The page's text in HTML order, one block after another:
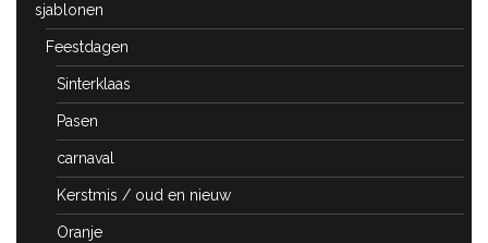
sjablonen
Feestdagen
Sinterklaas
Pasen
carnaval
Kerstmis / oud en nieuw
Oranje